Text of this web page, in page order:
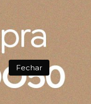
Fechar